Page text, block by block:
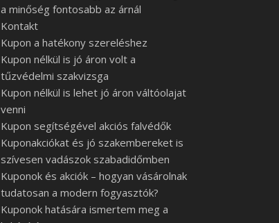
a minőség fontosabb az árnál
Kontakt
Kupon a hatékony szereléshez
Kupon nélkül is jó áron volt a
tűzvédelmi szakvizsga
Kupon nélkül is lehet jó áron váltóolajat
venni
Kupon segítségével akciós falvédők
Kuponakciókat és jó szakembereket is
szívesen vadászok szabadidőmben
Kuponok és akciók – hogyan vásárolnak
tudatosan a modern fogyasztók?
Kuponok hatására ismertem meg a